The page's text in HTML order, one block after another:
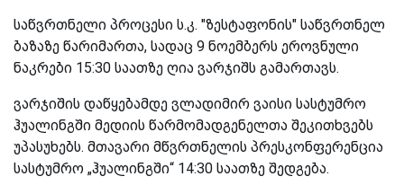
საწვრთნელი პროცესი ს.კ. "ზესტაფონის" საწვრთნელ
ბაზაზე წარიმართა, სადაც 9 ნოემბერს ეროვნული
ნაკრები 15:30 საათზე ღია ვარჯიშს გამართავს.
ვარჯიშის დაწყებამდე ვლადიმირ ვაისი სასტუმრო
ჰუალინგში მედიის წარმომადგენელთა შეკითხვებს
უპასუხებს. მთავარი მწვრთნელის პრესკონფერენცია
სასტუმრო „ჰუალინგში“ 14:30 საათზე შედგება.